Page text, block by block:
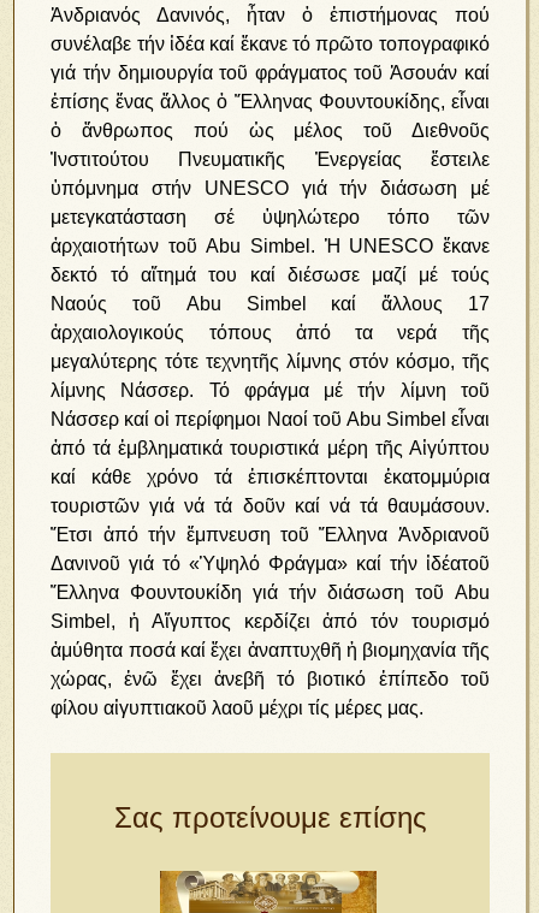
Ἀνδριανός Δανινός, ἦταν ὁ ἐπιστήμονας πού
συνέλαβε τήν ἰδέα καί ἔκανε τό πρῶτο τοπογραφικό
γιά τήν δημιουργία τοῦ φράγματος τοῦ Ἀσουάν καί
ἐπίσης ἕνας ἄλλος ὁ Ἕλληνας Φουντουκίδης, εἶναι
ὁ ἄνθρωπος πού ὡς μέλος τοῦ Διεθνοῦς
Ἰνστιτούτου Πνευματικῆς Ἐνεργείας ἔστειλε
ὑπόμνημα στήν UNESCO γιά τήν διάσωση μέ
μετεγκατάσταση σέ ὑψηλώτερο τόπο τῶν
ἀρχαιοτήτων τοῦ Abu Simbel. Ἡ UNESCO ἔκανε
δεκτό τό αἴτημά του καί διέσωσε μαζί μέ τούς
Ναούς τοῦ Abu Simbel καί ἄλλους 17
ἀρχαιολογικούς τόπους ἀπό τα νερά τῆς
μεγαλύτερης τότε τεχνητῆς λίμνης στόν κόσμο, τῆς
λίμνης Νάσσερ. Τό φράγμα μέ τήν λίμνη τοῦ
Νάσσερ καί οἱ περίφημοι Ναοί τοῦ Abu Simbel εἶναι
ἀπό τά ἐμβληματικά τουριστικά μέρη τῆς Αἰγύπτου
καί κάθε χρόνο τά ἐπισκέπτονται ἑκατομμύρια
τουριστῶν γιά νά τά δοῦν καί νά τά θαυμάσουν.
Ἔτσι ἀπό τήν ἔμπνευση τοῦ Ἕλληνα Ἀνδριανοῦ
Δανινοῦ γιά τό «Ὑψηλό Φράγμα» καί τήν ἰδέατοῦ
Ἕλληνα Φουντουκίδη γιά τήν διάσωση τοῦ Abu
Simbel, ἡ Αἴγυπτος κερδίζει ἀπό τόν τουρισμό
ἀμύθητα ποσά καί ἔχει ἀναπτυχθῆ ἡ βιομηχανία τῆς
χώρας, ἐνῶ ἔχει ἀνεβῆ τό βιοτικό ἐπίπεδο τοῦ
φίλου αἰγυπτιακοῦ λαοῦ μέχρι τίς μέρες μας.
Σας προτείνουμε επίσης